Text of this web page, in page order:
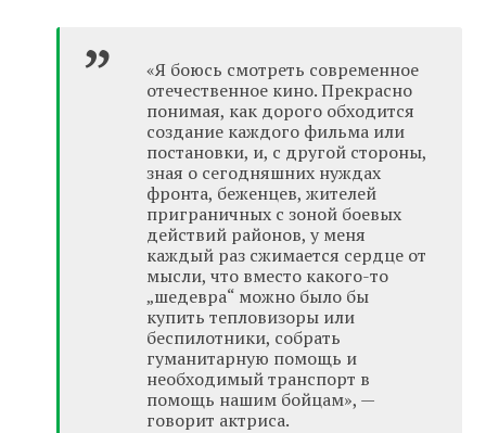
«Я боюсь смотреть современное
отечественное кино. Прекрасно
понимая, как дорого обходится
создание каждого фильма или
постановки, и, с другой стороны,
зная о сегодняшних нуждах
фронта, беженцев, жителей
приграничных с зоной боевых
действий районов, у меня
каждый раз сжимается сердце от
мысли, что вместо какого-то
„шедевра“ можно было бы
купить тепловизоры или
беспилотники, собрать
гуманитарную помощь и
необходимый транспорт в
помощь нашим бойцам», —
говорит актриса.